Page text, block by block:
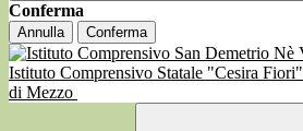
Conferma
Annulla Conferma
Istituto Comprensivo Statale "Cesira Fiori"
di Mezzo